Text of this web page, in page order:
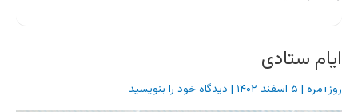
ایام ستادی
روز+مره | ۵ اسفند ۱۴۰۲ | دیدگاه‌ خود را بنویسید